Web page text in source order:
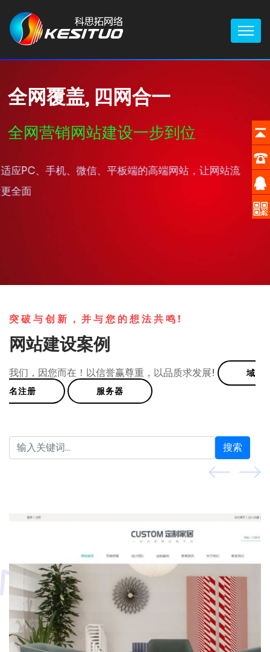
全网覆盖, 四网合一
全网营销网站建设一步到位
自适应PC、手机、微信、平板端的高端网站，让网站流
量更全面
突破与创新，并与您的想法共鸣!
网站建设案例
我们，因您而在！以信誉赢尊重，以品质求发展!
域
名注册
服务器